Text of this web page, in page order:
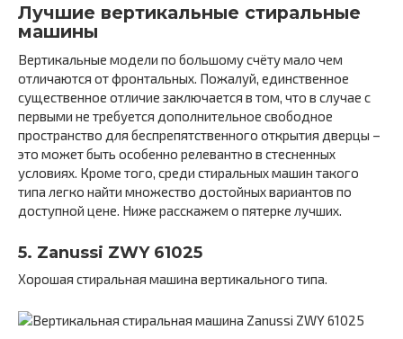
Лучшие вертикальные стиральные
машины
Вертикальные модели по большому счёту мало чем
отличаются от фронтальных. Пожалуй, единственное
существенное отличие заключается в том, что в случае с
первыми не требуется дополнительное свободное
пространство для беспрепятственного открытия дверцы –
это может быть особенно релевантно в стесненных
условиях. Кроме того, среди стиральных машин такого
типа легко найти множество достойных вариантов по
доступной цене. Ниже расскажем о пятерке лучших.
5. Zanussi ZWY 61025
Хорошая стиральная машина вертикального типа.